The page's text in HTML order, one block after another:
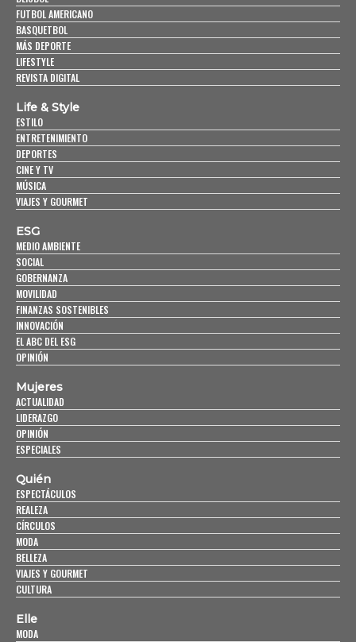
FUTBOL AMERICANO
BASQUETBOL
MÁS DEPORTE
LIFESTYLE
REVISTA DIGITAL
Life & Style
ESTILO
ENTRETENIMIENTO
DEPORTES
CINE Y TV
MÚSICA
VIAJES Y GOURMET
ESG
MEDIO AMBIENTE
SOCIAL
GOBERNANZA
MOVILIDAD
FINANZAS SOSTENIBLES
INNOVACIÓN
EL ABC DEL ESG
OPINIÓN
Mujeres
ACTUALIDAD
LIDERAZGO
OPINIÓN
ESPECIALES
Quién
ESPECTÁCULOS
REALEZA
CÍRCULOS
MODA
BELLEZA
VIAJES Y GOURMET
CULTURA
Elle
MODA